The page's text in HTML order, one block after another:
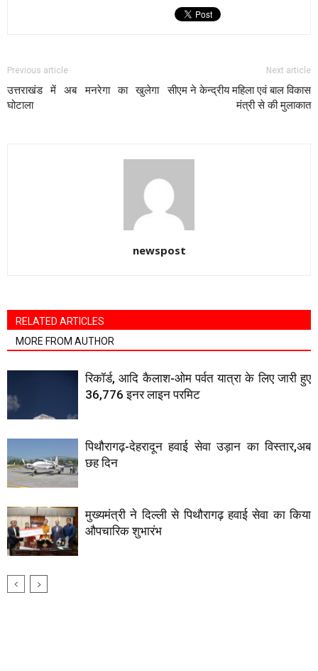
Previous article
उत्तराखंड में अब मनरेगा का खुलेगा
घोटाला
Next article
सीएम ने केन्द्रीय महिला एवं बाल विकास
मंत्री से की मुलाकात
newspost
RELATED ARTICLES
MORE FROM AUTHOR
रिकॉर्ड, आदि कैलाश-ओम पर्वत यात्रा के लिए जारी हुए
36,776 इनर लाइन परमिट
पिथौरागढ़-देहरादून हवाई सेवा उड़ान का विस्तार,अब
छह दिन
मुख्यमंत्री ने दिल्ली से पिथौरागढ़ हवाई सेवा का किया
औपचारिक शुभारंभ